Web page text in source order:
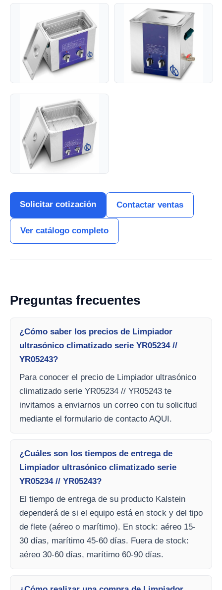
Solicitar cotización Contactar ventas
Ver catálogo completo
Preguntas frecuentes
¿Cómo saber los precios de Limpiador
ultrasónico climatizado serie YR05234 //
YR05243?
Para conocer el precio de Limpiador ultrasónico
climatizado serie YR05234 // YR05243 te
invitamos a enviarnos un correo con tu solicitud
mediante el formulario de contacto AQUI.
¿Cuáles son los tiempos de entrega de
Limpiador ultrasónico climatizado serie
YR05234 // YR05243?
El tiempo de entrega de su producto Kalstein
dependerá de si el equipo está en stock y del tipo
de flete (aéreo o marítimo). En stock: aéreo 15-
30 días, marítimo 45-60 días. Fuera de stock:
aéreo 30-60 días, marítimo 60-90 días.